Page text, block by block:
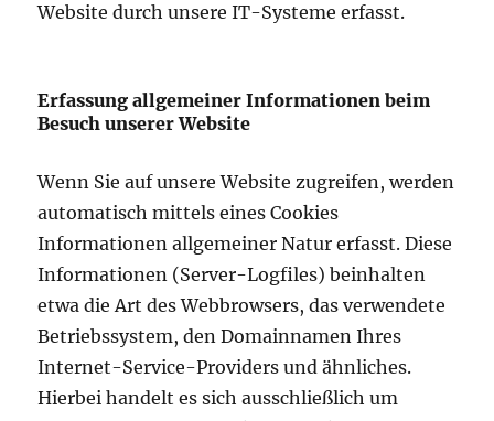
Website durch unsere IT-Systeme erfasst.
Erfassung allgemeiner Informationen beim
Besuch unserer Website
Wenn Sie auf unsere Website zugreifen, werden
automatisch mittels eines Cookies
Informationen allgemeiner Natur erfasst. Diese
Informationen (Server-Logfiles) beinhalten
etwa die Art des Webbrowsers, das verwendete
Betriebssystem, den Domainnamen Ihres
Internet-Service-Providers und ähnliches.
Hierbei handelt es sich ausschließlich um